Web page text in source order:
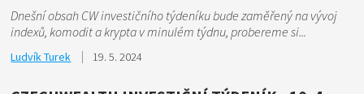
Dnešní obsah CW investičního týdeníku bude zaměřený na vývoj
indexů, komodit a krypta v minulém týdnu, probereme si...
Ludvík Turek 19. 5. 2024